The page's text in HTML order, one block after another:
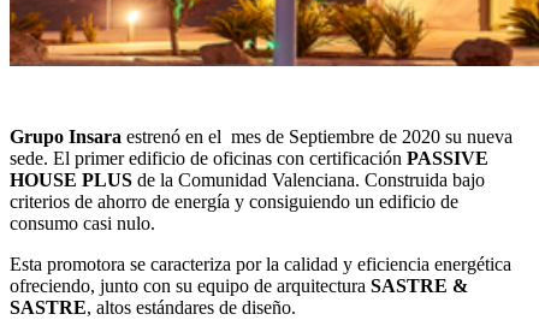
Grupo Insara estrenó en el mes de Septiembre de 2020 su nueva
sede. El primer edificio de oficinas con certificación PASSIVE
HOUSE PLUS de la Comunidad Valenciana. Construida bajo
criterios de ahorro de energía y consiguiendo un edificio de
consumo casi nulo.
Esta promotora se caracteriza por la calidad y eficiencia energética
ofreciendo, junto con su equipo de arquitectura SASTRE &
SASTRE, altos estándares de diseño.